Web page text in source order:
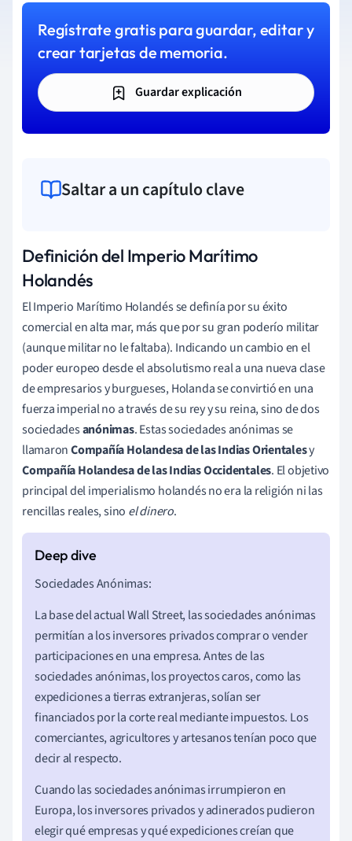
Regístrate gratis para guardar, editar y
crear tarjetas de memoria.
Guardar explicación
Saltar a un capítulo clave
Definición del Imperio Marítimo
Holandés
El Imperio Marítimo Holandés se definía por su éxito
comercial en alta mar, más que por su gran poderío militar
(aunque militar no le faltaba). Indicando un cambio en el
poder europeo desde el absolutismo real a una nueva clase
de empresarios y burgueses, Holanda se convirtió en una
fuerza imperial no a través de su rey y su reina, sino de dos
sociedadesanónimas. Estas sociedades anónimas se
llamaronCompañía Holandesa de las Indias Orientalesy
Compañía Holandesa de las Indias Occidentales. El objetivo
principal del imperialismo holandés no era la religión ni las
rencillas reales, sino el dinero.
Sociedades Anónimas:
La base del actual Wall Street, las sociedades anónimas
permitían a los inversores privados comprar o vender
participaciones en una empresa. Antes de las
sociedades anónimas, los proyectos caros, como las
expediciones a tierras extranjeras, solían ser
financiados por la corte real mediante impuestos. Los
comerciantes, agricultores y artesanos tenían poco que
decir al respecto.
Cuando las sociedades anónimas irrumpieron en
Europa, los inversores privados y adinerados pudieron
elegir qué empresas y qué expediciones creían que